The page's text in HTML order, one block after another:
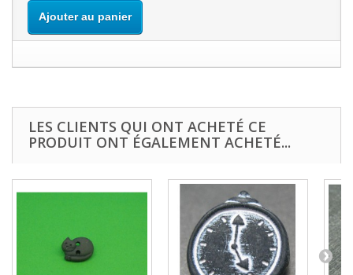
Ajouter au panier
LES CLIENTS QUI ONT ACHETÉ CE
PRODUIT ONT ÉGALEMENT ACHETÉ...